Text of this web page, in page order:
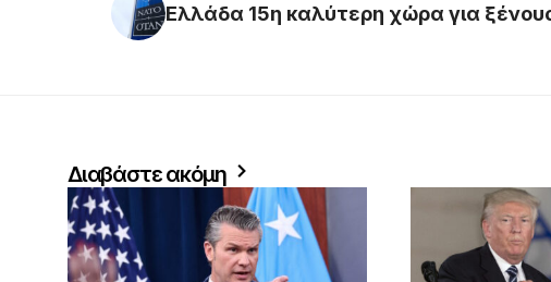
Ελλάδα 15η καλύτερη χώρα για
Διαβάστε ακόμη